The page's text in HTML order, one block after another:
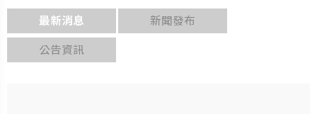
最新消息 新聞發布
公告資訊